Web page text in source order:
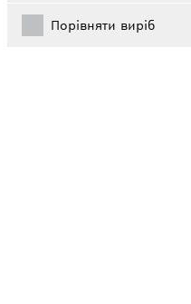
Порівняти виріб